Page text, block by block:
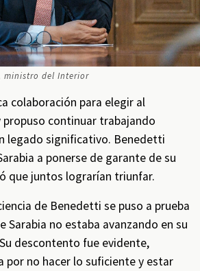
ministro del Interior
colaboración para elegir al
continuar trabajando
legado significativo. Benedetti
a ponerse de garante de su
que juntos lograrían triunfar.
de Benedetti se puso a prueba
Sarabia no estaba avanzando en su
descontento fue evidente,
por no hacer lo suficiente y estar